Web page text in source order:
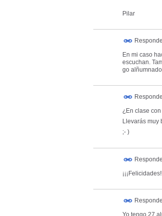
Pilar
En mi caso
escuchan.
go
¿En clase
Llevarás muy
;- )
Yo tengo 27